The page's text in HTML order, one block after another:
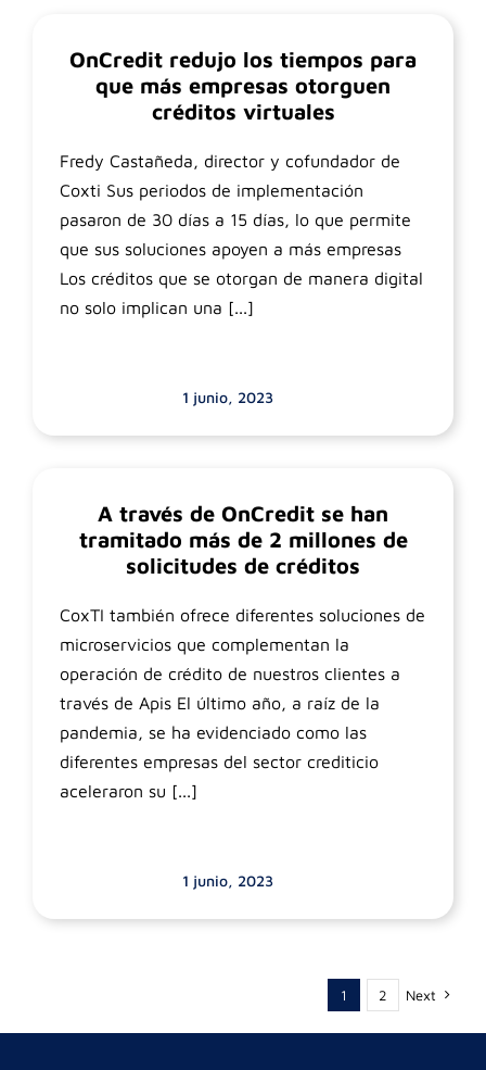
OnCredit redujo los tiempos para
que más empresas otorguen
créditos virtuales
1 junio, 2023
Fredy Castañeda, director y cofundador de
Coxti Sus periodos de implementación
pasaron de 30 días a 15 días, lo que permite
que sus soluciones apoyen a más empresas
Los créditos que se otorgan de manera digital
no solo implican una [...]
A través de OnCredit se han
tramitado más de 2 millones de
solicitudes de créditos
1 junio, 2023
CoxTI también ofrece diferentes soluciones de
microservicios que complementan la
operación de crédito de nuestros clientes a
través de Apis El último año, a raíz de la
pandemia, se ha evidenciado como las
diferentes empresas del sector crediticio
aceleraron su [...]
1 2 Next